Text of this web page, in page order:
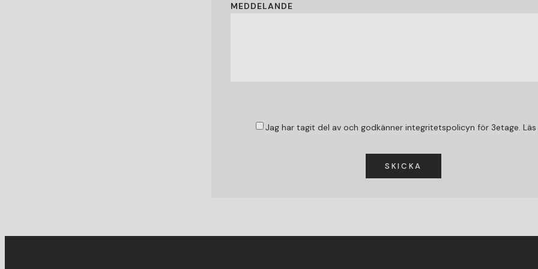
MEDDELANDE
Jag har tagit del av och godkänner integritetspolicyn för 3etage.
SKICKA